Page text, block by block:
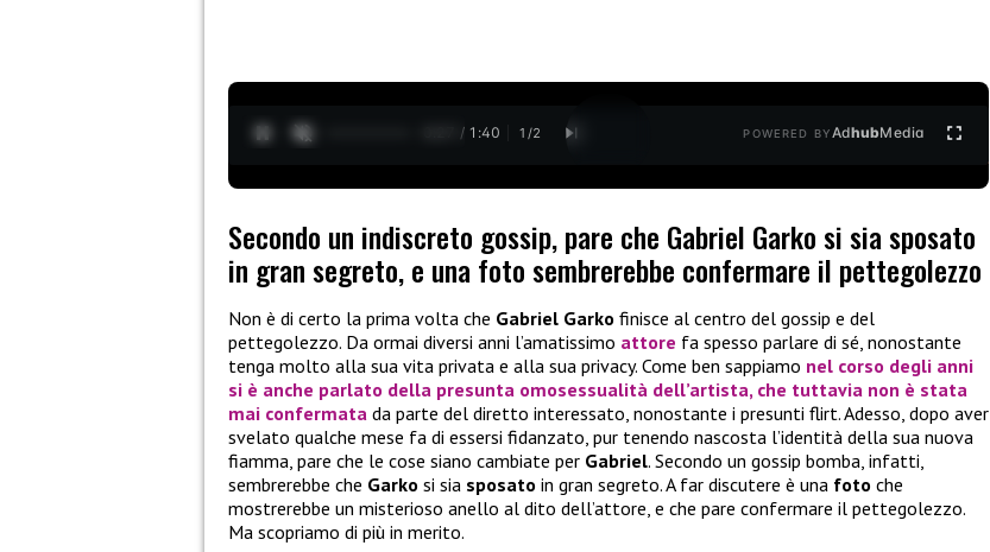
0:28 / 1:40 1 /2 POWERED BYAdhubMedia
Secondo un indiscreto gossip, pare che Gabriel Garko si sia sposato
in gran segreto, e una foto sembrerebbe confermare il pettegolezzo
Non è di certo la prima volta che Gabriel Garko finisce al centro del gossip e del
pettegolezzo. Da ormai diversi anni l’amatissimo attore fa spesso parlare di sé, nonostante
tenga molto alla sua vita privata e alla sua privacy. Come ben sappiamo nel corso degli anni
si è anche parlato della presunta omosessualità dell’artista, che tuttavia non è stata
mai confermata da parte del diretto interessato, nonostante i presunti flirt. Adesso, dopo aver
svelato qualche mese fa di essersi fidanzato, pur tenendo nascosta l’identità della sua nuova
fiamma, pare che le cose siano cambiate per Gabriel. Secondo un gossip bomba, infatti,
sembrerebbe che Garko si sia sposato in gran segreto. A far discutere è una foto che
mostrerebbe un misterioso anello al dito dell’attore, e che pare confermare il pettegolezzo.
Ma scopriamo di più in merito.